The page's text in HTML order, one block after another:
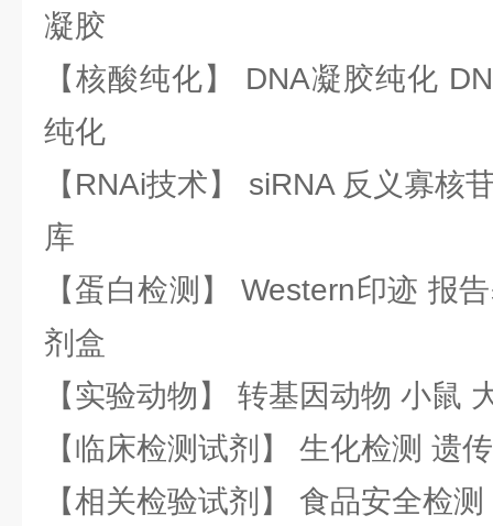
凝胶
【核酸纯化】 DNA凝胶纯化
纯化
【RNAi技术】 siRNA 反义寡核
库
【蛋白检测】 Western印迹 报
剂盒
【实验动物】 转基因动物 小鼠
【临床检测试剂】 生化检测 遗
【相关检验试剂】 食品安全检